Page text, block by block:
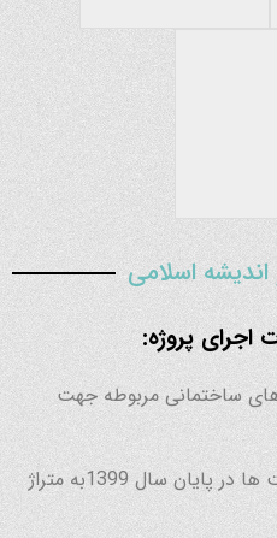
اسلامی
اجرای پروژه:
ساختمانی مربوطه جهت
دیوار کشی نهایی دور سایت ها در پایان سال 1399به متراژ